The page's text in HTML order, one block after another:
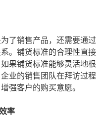
了销售产品，还需要通过
。铺货标准的合理性直接
果铺货标准能够灵活地根
业的销售团队在拜访过程
强客户的购买意愿。
率